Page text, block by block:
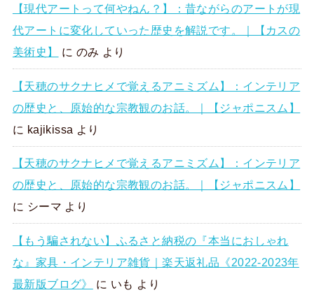
【現代アートって何やねん？】：昔ながらのアートが現
代アートに変化していった歴史を解説です。｜【カスの
美術史】
に のみ より
【天穂のサクナヒメで覚えるアニミズム】：インテリア
の歴史と、原始的な宗教観のお話。｜【ジャポニスム】
に kajikissa より
【天穂のサクナヒメで覚えるアニミズム】：インテリア
の歴史と、原始的な宗教観のお話。｜【ジャポニスム】
に シーマ より
【もう騙されない】ふるさと納税の『本当におしゃれ
な』家具・インテリア雑貨｜楽天返礼品《2022-2023年
最新版ブログ》
に いも より